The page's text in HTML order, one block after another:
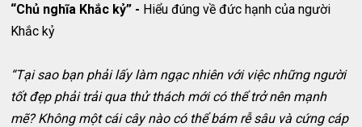
“Chủ nghĩa Khắc kỷ” - Hiểu đúng về đức hạnh của người
Khắc kỷ
“Tại sao bạn phải lấy làm ngạc nhiên với việc những người
tốt đẹp phải trải qua thử thách mới có thể trở nên mạnh
mẽ? Không một cái cây nào có thể bám rễ sâu và cứng cáp